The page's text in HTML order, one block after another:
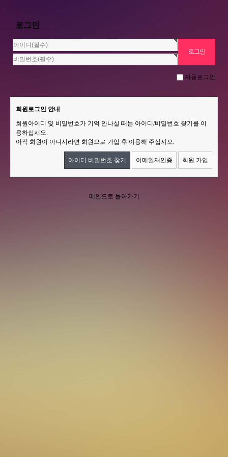
로그인
자동로그인
회원로그인 안내
회원아이디 및 비밀번호가 기억 안나실 때는 아이디/비밀번호 찾기를 이
용하십시오.
아직 회원이 아니시라면 회원으로 가입 후 이용해 주십시오.
아이디 비밀번호 찾기 이메일재인증 회원 가입
메인으로 돌아가기